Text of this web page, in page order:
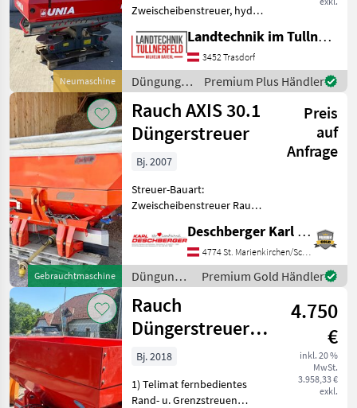
Neumaschine
Zweischeibenstreuer, hydr.
Grenzstreueinrichtung,
Streumengenverstellung
**neuer Unia MX 1000
Düngestreuer** +
Hydraulisch klappbarer Beg
Landtechnik im Tullnerfeld Wilhelm Bayerl GmbH
3452 Trasdorf
Düngung
und
Beregnung
/ Unia
Premium Plus Händler
Gebrauchtmaschine
Rauch AXIS 30.1
Düngerstreuer
Preis
auf
Anfrage
Bj. 2007
Streuer-Bauart:
Zweischeibenstreuer Rauch
(BJ: 2007) mit
automatischer
Mengensteuerung über
Fließfaktor,
Grenzstreugerät rechts,
Section Con
Deschberger Karl Landtechnik GesmbH & Co KG
4774 St. Marienkirchen/Schärding
Düngung
und
Beregnung
/ Rauch
Premium Gold Händler
Rauch
Düngerstreuer
MDS19.1C E-
Click mit Telimat
4.750
€
inkl. 20 %
MwSt.
3.958,33 €
exkl.
Bj. 2018
1) Telimat fernbedientes
Rand- u. Grenzstreuen